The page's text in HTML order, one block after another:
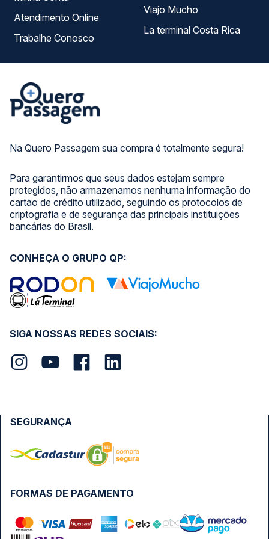
Na Quero Passagem sua compra é totalmente segura!
Para garantirmos que seus dados estejam sempre
protegidos, não armazenamos nenhuma informação do
cartão de crédito utilizado, seguindo os protocolos de
criptografia e de segurança das principais instituições
bancárias do Brasil.
Atendimento Online
Trabalhe Conosco
Viajo Mucho
La terminal Costa Rica
SIGA NOSSAS REDES SOCIAIS:
CONHEÇA O GRUPO QP:
FORMAS DE PAGAMENTO
SEGURANÇA